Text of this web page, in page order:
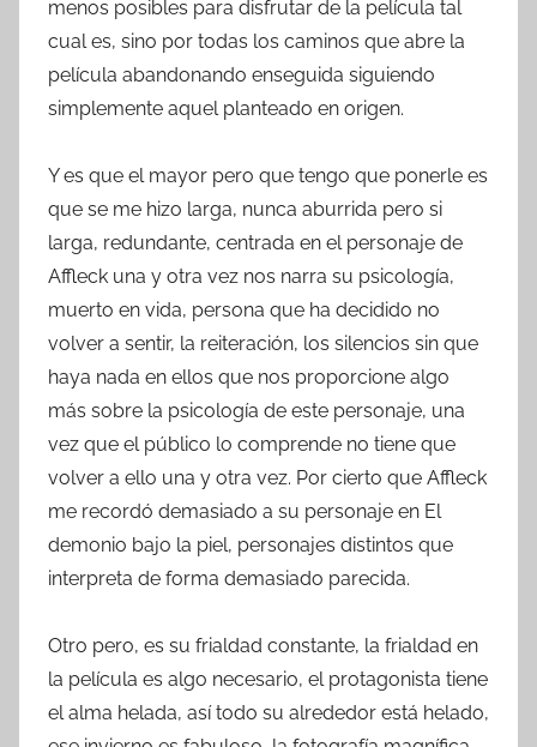
menos posibles para disfrutar de la película tal
cual es, sino por todas los caminos que abre la
película abandonando enseguida siguiendo
simplemente aquel planteado en origen.
Y es que el mayor pero que tengo que ponerle es
que se me hizo larga, nunca aburrida pero si
larga, redundante, centrada en el personaje de
Affleck una y otra vez nos narra su psicología,
muerto en vida, persona que ha decidido no
volver a sentir, la reiteración, los silencios sin que
haya nada en ellos que nos proporcione algo
más sobre la psicología de este personaje, una
vez que el público lo comprende no tiene que
volver a ello una y otra vez. Por cierto que Affleck
me recordó demasiado a su personaje en El
demonio bajo la piel, personajes distintos que
interpreta de forma demasiado parecida.
Otro pero, es su frialdad constante, la frialdad en
la película es algo necesario, el protagonista tiene
el alma helada, así todo su alrededor está helado,